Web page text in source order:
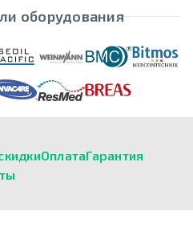
оборудования
ОплатаГарантия